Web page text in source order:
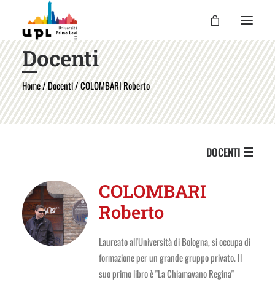
UPL
I CORSI
LE ATTIVITÀ
ENTRA
Home/Docenti/ COLOMBARI Roberto
Docenti
DOCENTI
COLOMBARI
Roberto
Laureato all'Università di Bologna, si occupa di
formazione per un grande gruppo privato. Il
suo primo libro è "La Chiamavano Regina"